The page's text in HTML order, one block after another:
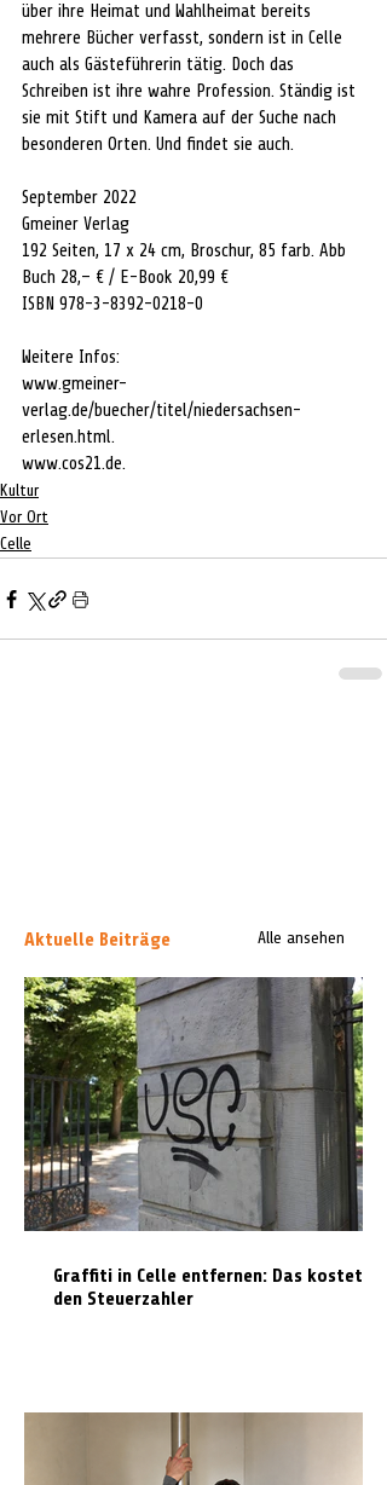
über ihre Heimat und Wahlheimat bereits
mehrere Bücher verfasst, sondern ist in Celle
auch als Gästeführerin tätig. Doch das
Schreiben ist ihre wahre Profession. Ständig ist
sie mit Stift und Kamera auf der Suche nach
besonderen Orten. Und findet sie auch.
September 2022
Gmeiner Verlag
192 Seiten, 17 x 24 cm, Broschur, 85 farb. Abb
Buch 28,– € / E-Book 20,99 €
ISBN 978-3-8392-0218-0
Weitere Infos:
www.gmeiner-
verlag.de/buecher/titel/niedersachsen-
erlesen.html.
www.cos21.de.
Kultur
Vor Ort
Celle
Aktuelle Beiträge Alle ansehen
Graffiti in Celle entfernen: Das kostet es
den Steuerzahler